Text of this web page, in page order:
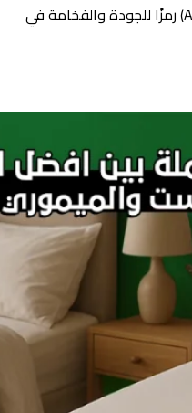
تعد مراتب أمريكي من الدورا (Aldora) رمزًا للجودة والفخامة في